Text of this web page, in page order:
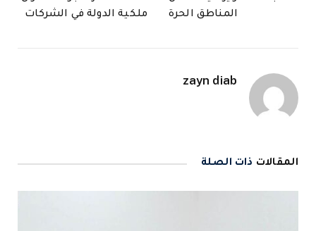
المناطق الحرة
ملكية الدولة في الشركات
zayn diab
المقالات ذات الصلة